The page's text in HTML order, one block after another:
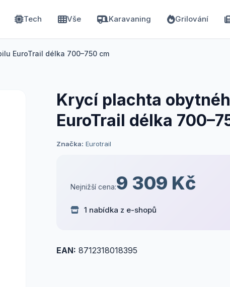
Tech Vše Karavaning Grilování
EuroTrail délka 700–750 cm
Krycí plachta
EuroTrail délka
Značka: Eurotrail
Nejnižší cena:9 309 Kč
1 nabídka z e-shopů
EAN: 8712318018395